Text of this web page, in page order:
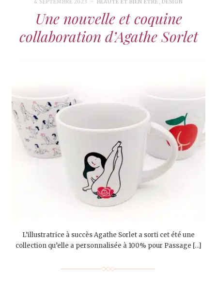
4 SEPTEMBRE 2023 BEAUTÉ ET BIEN ÊTRE , DESIGN
Une nouvelle et coquine
collaboration d’Agathe Sorlet
L’illustratrice à succès Agathe Sorlet a sorti cet été une
collection qu’elle a personnalisée à 100% pour Passage […]